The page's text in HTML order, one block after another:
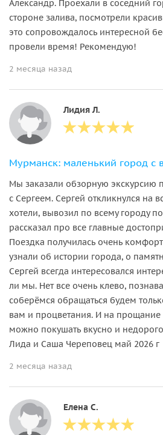
Александр. Проехали в соседний
стороне залива, посмотрели
это сопровождалось интересной
провели время! Рекомендую!
2 месяца назад
Лидия Л.
Мурманск: маленький город с
Мы заказали обзорную экскурсию
с Сергеем. Сергей откликнулся на
хотели, вывозил по всему городу
рассказал про все главные
Поездка получилась очень
узнали об истории города, о
Сергей всегда интересовался
ли мы. Нет все очень клево,
соберёмся обращаться будем
вам и процветания. И на
можно покушать вкусно и
Лида и Саша Череповец май 2026 г
2 месяца назад
Елена С.